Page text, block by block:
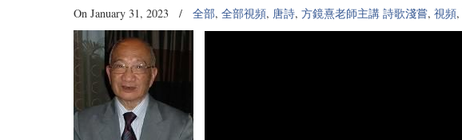
On January 31, 2023 / 全部, 全部視頻, 唐詩, 方鏡熹老師主講 詩歌淺嘗, 視頻,